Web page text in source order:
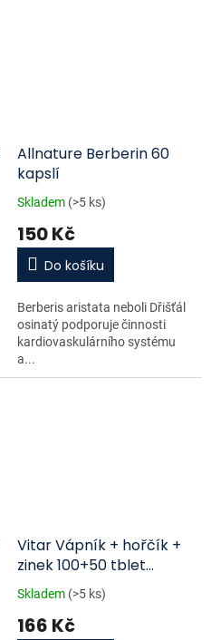
Allnature Berberin 60
kapslí
Skladem (>5 ks)
150 Kč
Do košíku
Berberis aristata neboli Dřišťál
osinatý podporuje činnosti
kardiovaskulárního systému
a...
Vitar Vápník + hořčík +
zinek 100+50 tblet
zdarma
Skladem (>5 ks)
166 Kč